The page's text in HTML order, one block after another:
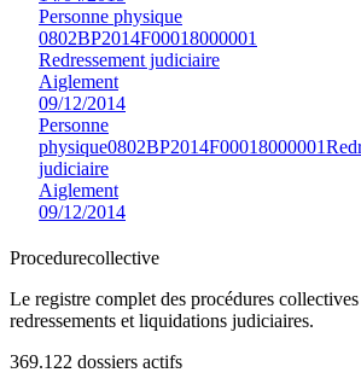
Personne physique
0802BP2014F00018000001
Redressement judiciaire
Aiglement
09/12/2014
Personne
physique0802BP2014F00018000001
judiciaire
Aiglement
09/12/2014
Procedurecollective
Le registre complet des procédures
redressements et liquidations judiciaires.
369.122 dossiers actifs